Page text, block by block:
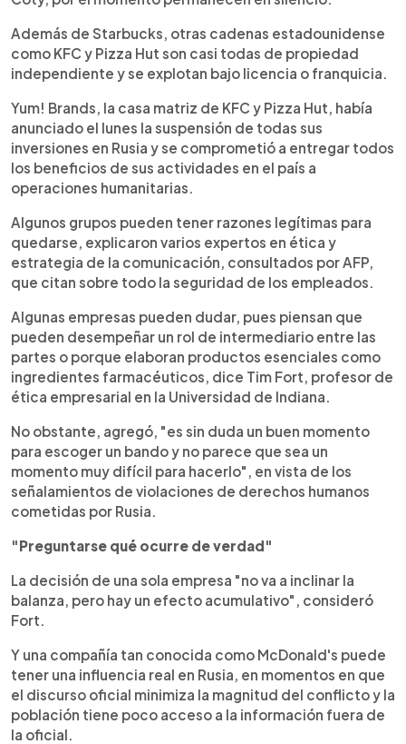
Además de Starbucks, otras cadenas estadounidense
como KFC y Pizza Hut son casi todas de propiedad
independiente y se explotan bajo licencia o franquicia.
Yum! Brands, la casa matriz de KFC y Pizza Hut, había
anunciado el lunes la suspensión de todas sus
inversiones en Rusia y se comprometió a entregar todos
los beneficios de sus actividades en el país a
operaciones humanitarias.
Algunos grupos pueden tener razones legítimas para
quedarse, explicaron varios expertos en ética y
estrategia de la comunicación, consultados por AFP,
que citan sobre todo la seguridad de los empleados.
Algunas empresas pueden dudar, pues piensan que
pueden desempeñar un rol de intermediario entre las
partes o porque elaboran productos esenciales como
ingredientes farmacéuticos, dice Tim Fort, profesor de
ética empresarial en la Universidad de Indiana.
No obstante, agregó, "es sin duda un buen momento
para escoger un bando y no parece que sea un
momento muy difícil para hacerlo", en vista de los
señalamientos de violaciones de derechos humanos
cometidas por Rusia.
"Preguntarse qué ocurre de verdad"
La decisión de una sola empresa "no va a inclinar la
balanza, pero hay un efecto acumulativo", consideró
Fort.
Y una compañía tan conocida como McDonald's puede
tener una influencia real en Rusia, en momentos en que
el discurso oficial minimiza la magnitud del conflicto y la
población tiene poco acceso a la información fuera de
la oficial.